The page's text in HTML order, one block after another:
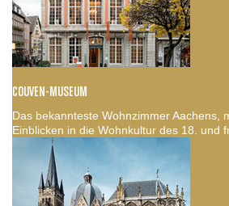
COUVEN-MUSEUM
Das bekannteste Wohnzimmer Aachens,
Einblicken in die Wohnkultur des 18. und